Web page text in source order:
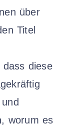
über
Titel
dass diese
worum es